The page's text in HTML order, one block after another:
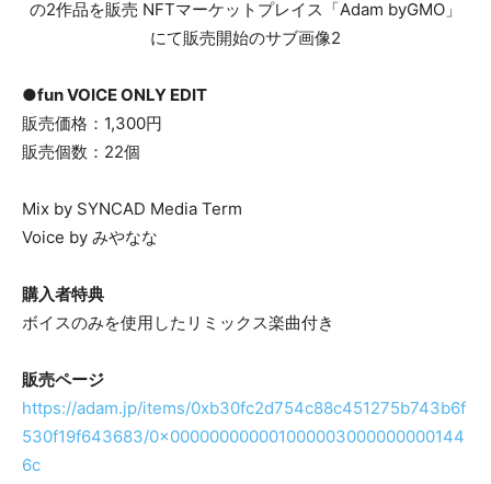
●funVOICE ONLY EDIT
販売価格：1,300円
販売個数：22個
Mix by SYNCAD Media Term
Voice by みやなな
購入者特典
ボイスのみを使用したリミックス楽曲付き
販売ページ
https://adam.jp/items/0xb30fc2d754c88c451275b743b6f
530f19f643683/0x000000000001000003000000000144
6c